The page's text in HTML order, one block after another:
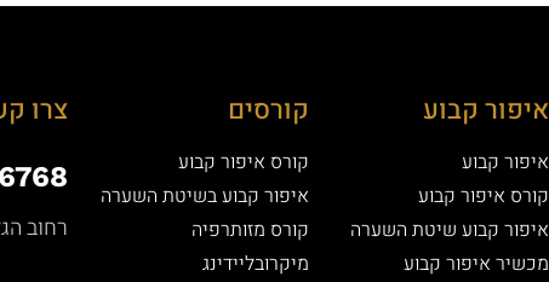
איפור קבוע
איפור קבוע
קורס איפור קבוע
איפור קבוע שיטת השערה
מכשיר איפור קבוע
קורסים
קורס איפור קבוע
איפור קבוע בשיטת השערה
קורס מזותרפיה
מיקרובליידינג
צרו
רחוב הגליל 3,